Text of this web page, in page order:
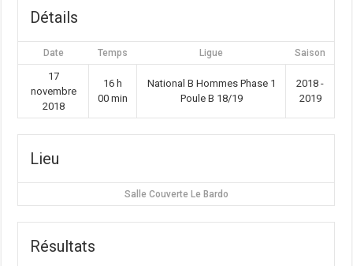
Détails
Date Temps Ligue Saison
17
novembre
2018
16 h
00 min
National B Hommes Phase 1
Poule B 18/19
2018 -
2019
Lieu
Salle Couverte Le Bardo
Résultats